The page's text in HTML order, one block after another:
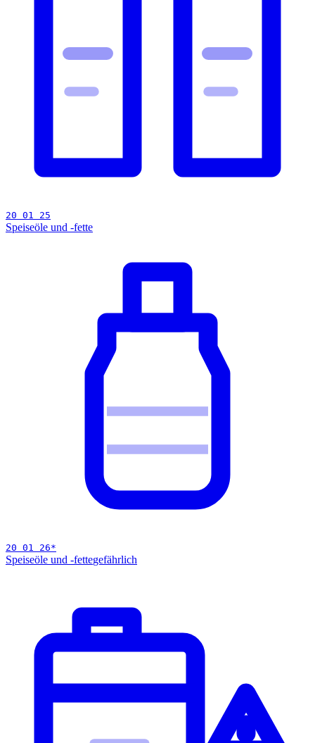
20 01 25
Speiseöle und -fette
20 01 26*
Speiseöle und -fettegefährlich